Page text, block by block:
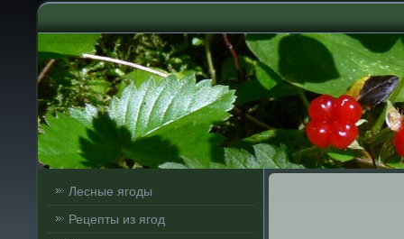
Лесные ягоды
Рецепты из ягод